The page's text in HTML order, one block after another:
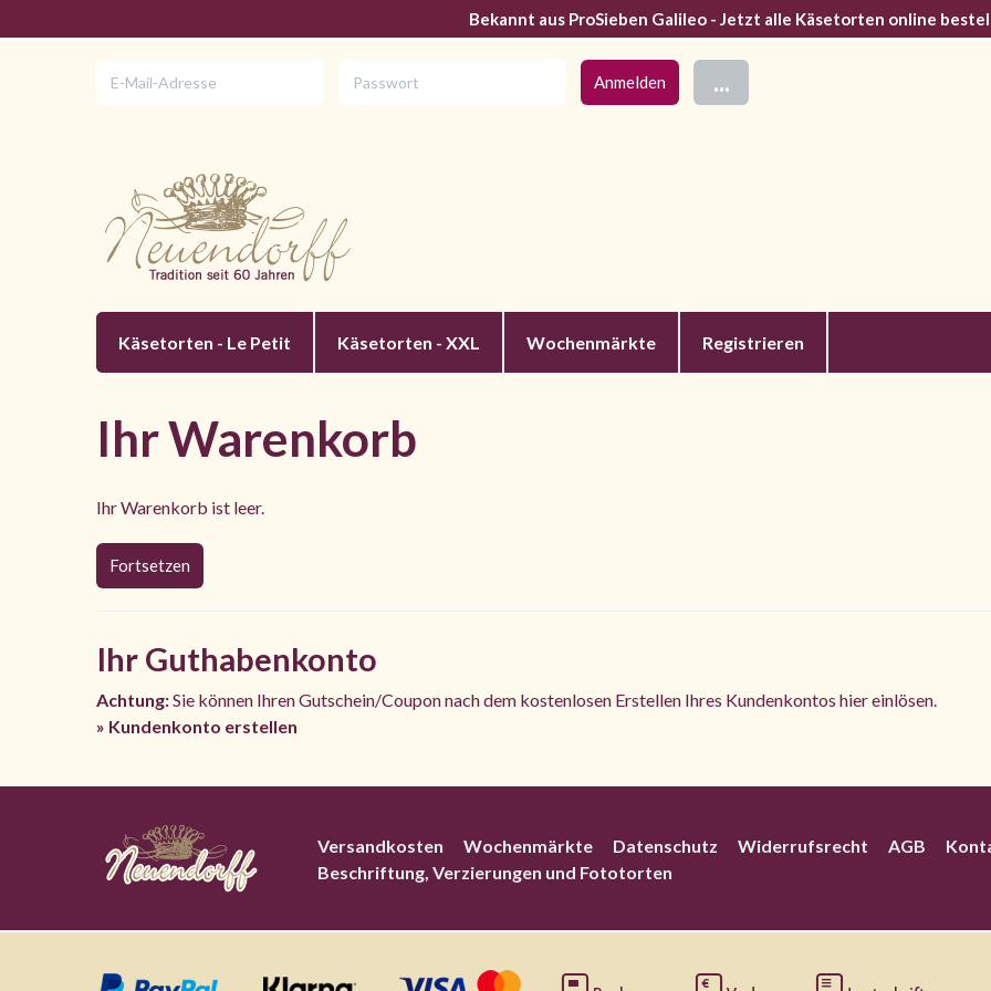
Bekannt aus ProSieben Galileo - Jetzt alle Käsetorten online
...
Käsetorten - Le Petit Käsetorten - XXL Wochenmärkte Registrieren
Ihr Warenkorb
Ihr Warenkorb ist leer.
Fortsetzen
Ihr Guthabenkonto
Achtung:Sie können Ihren Gutschein/Coupon nach dem kostenlosen Erstellen Ihres Kundenkontos hier einlösen.
» Kundenkonto erstellen
Versandkosten Wochenmärkte Datenschutz Widerrufsrecht AGB
Beschriftung, Verzierungen und Fototorten